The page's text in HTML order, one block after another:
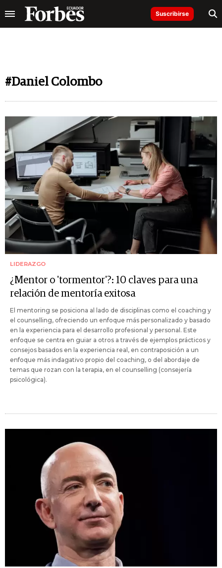
Suscribirse
#Daniel Colombo
LIDERAZGO
¿Mentor o 'tormentor'?: 10 claves para una
relación de mentoría exitosa
El mentoring se posiciona al lado de disciplinas como el coaching y
el counselling, ofreciendo un enfoque más personalizado y basado
en la experiencia para el desarrollo profesional y personal. Este
enfoque se centra en guiar a otros a través de ejemplos prácticos y
consejos basados en la experiencia real, en contraposición a un
enfoque más indagativo propio del coaching, o del abordaje de
temas que rozan con la terapia, en el counselling (consejería
psicológica).